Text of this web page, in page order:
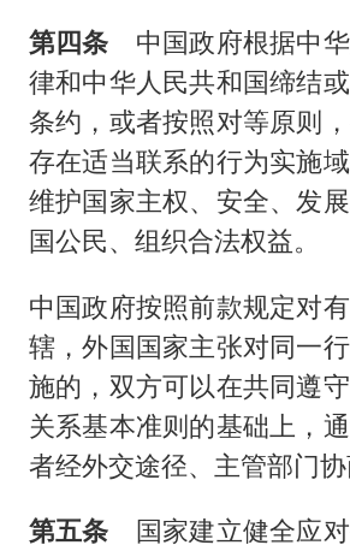
第四条 中国政府根据中
律和中华人民共和国缔结
条约，或者按照对等原则
存在适当联系的行为实施
维护国家主权、安全、发
国公民、组织合法权益。
中国政府按照前款规定对
辖，外国国家主张对同一
施的，双方可以在共同遵
关系基本准则的基础上，
者经外交途径、主管部门协
第五条 国家建立健全应